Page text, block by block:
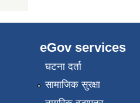
eGov services
घटना दर्ता
सामाजिक सुरक्षा